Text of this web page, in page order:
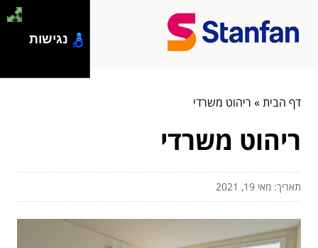
דף הבית» ריהוט משרדי
ריהוט משרדי
תאריך: מאי 19, 2021
נגישות